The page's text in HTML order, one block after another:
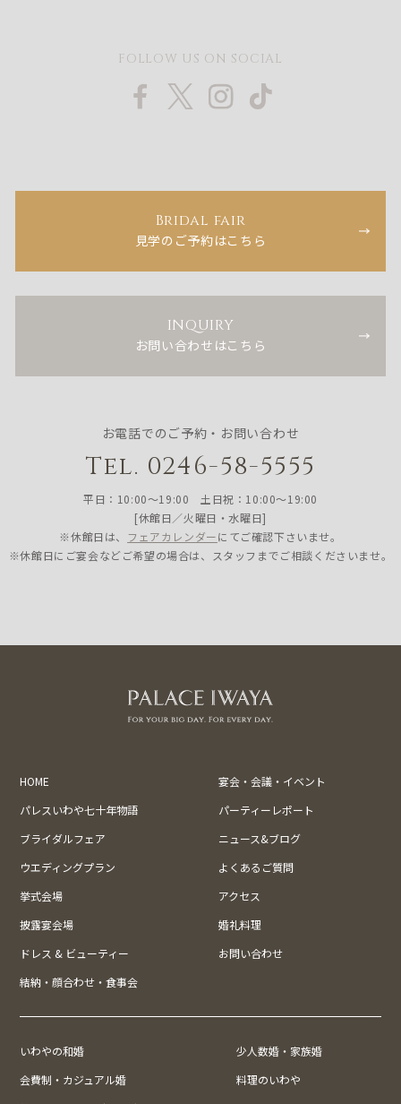
FOLLOW US ON SOCIAL
Bridal fair
見学のご予約はこちら
INQUIRY
お問い合わせはこちら
お電話でのご予約・お問い合わせ
Tel. 0246-58-5555
平日：10:00〜19:00 土日祝：10:00〜19:00
[休館日／火曜日・水曜日]
※休館日は、 フェアカレンダーにてご確認下さいませ。
※休館日にご宴会などご希望の場合は、スタッフまでご相談くださいませ。
HOME
宴会・会議・イベント
パレスいわや七十年物語
パーティーレポート
ブライダルフェア
ニュース&ブログ
ウエディングプラン
よくあるご質問
挙式会場
アクセス
披露宴会場
婚礼料理
ドレス & ビューティー
お問い合わせ
結納・顔合わせ・食事会
いわやの和婚
少人数婚・家族婚
会費制・カジュアル婚
料理のいわや